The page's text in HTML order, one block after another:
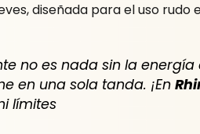
diseñada para el uso rudo
no es nada sin la
en una sola tanda. ¡En
límites